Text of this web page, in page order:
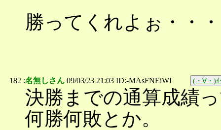
勝ってくれよぉ・・
182 :名無しさん 09/03/23 21:03 ID:-MAsFNEiWI (・∀・)
決勝までの通算成績
何勝何敗とか。